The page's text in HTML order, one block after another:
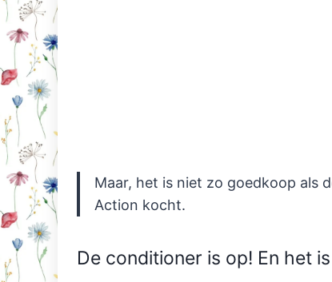
Maar, het is niet zo goedkoop als
Action kocht.
De conditioner is op! En het